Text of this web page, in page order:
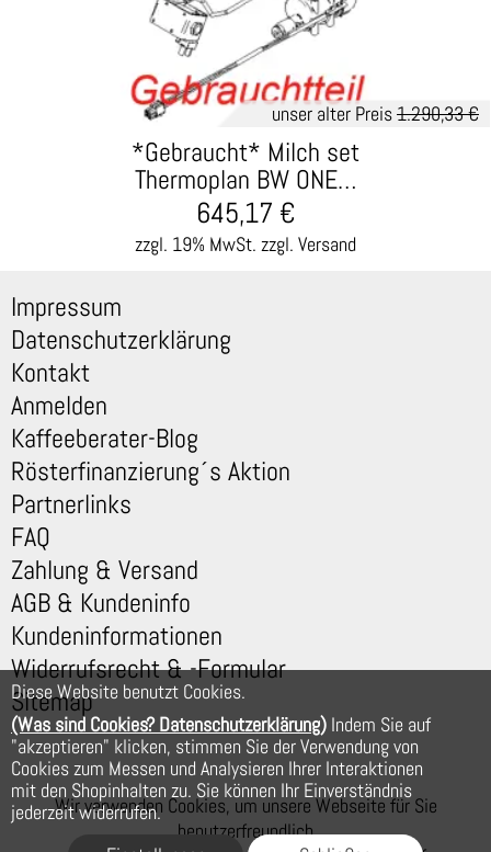
Diese Website benutzt Cookies.
(Was sind Cookies? Datenschutzerklärung) Indem Sie auf
"akzeptieren" klicken, stimmen Sie der Verwendung von
Cookies zum Messen und Analysieren Ihrer Interaktionen
mit den Shopinhalten zu. Sie können Ihr Einverständnis
jederzeit widerrufen.
unser alter Preis1.290,33 €
*Gebraucht* Milch set
Thermoplan BW ONE…
zzgl. 19% MwSt. zzgl. Versand
645,17 €
Impressum
Datenschutzerklärung
Kontakt
Anmelden
Kaffeeberater-Blog
Rösterfinanzierung´s Aktion
Partnerlinks
FAQ
Zahlung & Versand
AGB & Kundeninfo
Kundeninformationen
Widerrufsrecht & -Formular
Sitemap
Wir verwenden Cookies, um unsere Webseite für Sie
benutzerfreundlich